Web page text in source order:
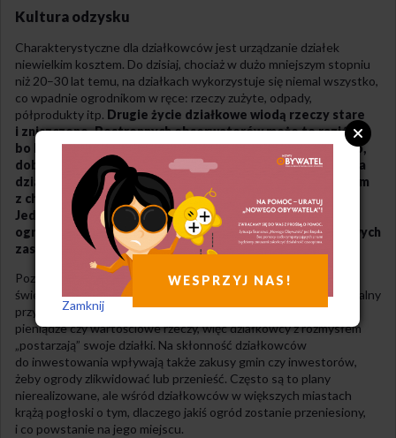
Kultura odzysku
Charakterystyczne dla działkowców jest urządzanie działek
niewielkim kosztem. Do dzisiaj, chociaż w dużo mniejszym stopniu
niż 20–30 lat temu, na działkach wykorzystuje się niemal wszystko,
co wpadnie ogrodnikom w ręce: rzeczy zużyte, odpady,
półprodukty itp. Drugie życie działkowe wiodą rzeczy stare
i zniszczone. Postronnych obserwatorów może to razić,
bo kłóci się z koncepcją działki jako miejsca estetycznego,
dobrego do odpoczynku. Taki oszczędny styl wyposażenia
działki wynika czasem z niedostatku materialnego, czasem
z chęci wykorzystania wszystkich dóbr do końca.
Jednocześnie jest to mimowolna realizacja zasad
ograniczonej konsumpcji, która poleca odnajdowanie nowych
zastosowań dla przedmiotów wysłużonych.
Poza tym działka, na której widać przedmioty mające czasy
świetności dawno za sobą, zniechęca do kradzieży. Ogródek idealny
przyciąga złodziei, którzy spodziewają się znaleźć w altance
pieniądze czy wartościowe rzeczy, więc działkowcy z rozmysłem
„postarzają” swoje działki. Na skłonność działkowców
do inwestowania wpływają także zakusy gmin czy inwestorów,
żeby ogrody zlikwidować lub przenieść. Często są to plany
nierealizowane, ale wśród działkowców w większych miastach
krążą pogłoski o tym, dlaczego jakiś ogród zostanie przeniesiony,
i co powstanie na jego miejscu.
WESPRZYJ NAS!
Zamknij